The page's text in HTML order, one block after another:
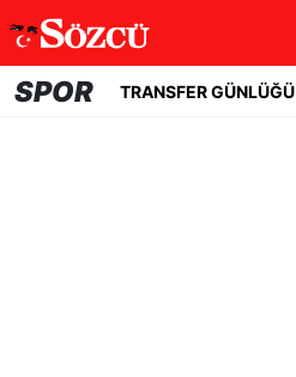
SPOR TRANSFER GÜNLÜĞÜ